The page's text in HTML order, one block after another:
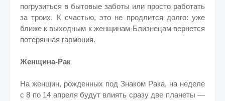
погрузиться в бытовые заботы или просто работать
за троих. К счастью, это не продлится долго: уже
ближе к выходным к женщинам-Близнецам вернется
потерянная гармония.
Женщина-Рак
На женщин, рожденных под Знаком Рака, на неделе
с 8 по 14 апреля будут влиять сразу две планеты —